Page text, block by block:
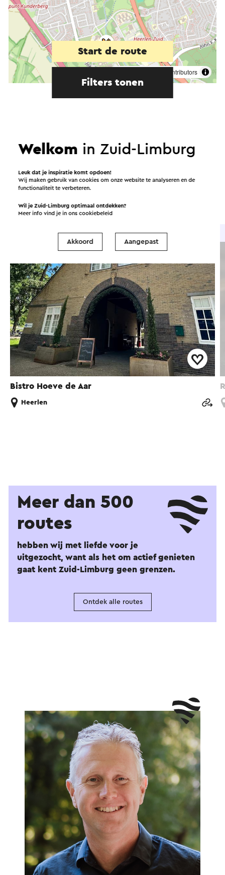
contributors
Start de route
Filters tonen
In de omgeving
Eten en drinken Attracties
Bistro Hoeve de Aar
Eet- en drinkgelegenheid
Heerlen
Meer dan 500
routes
hebben wij met liefde voor je
uitgezocht, want als het om actief genieten
gaat kent Zuid-Limburg geen grenzen.
Ontdek alle routes
Welkom in Zuid-Limburg
Leuk dat je inspiratie komt opdoen!
Wij maken gebruik van cookies om onze website te analyseren en de
functionaliteit te verbeteren.
Wil je Zuid-Limburg optimaal ontdekken?
Meer info vind je in onscookiebeleid
Akkoord Aangepast